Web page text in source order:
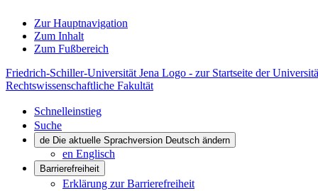
Zur Hauptnavigation
Zum Inhalt
Zum Fußbereich
Friedrich-Schiller-Universität Jena Logo - zur Startseite der
Rechtswissenschaftliche Fakultät
Schnelleinstieg
Suche
de Die aktuelle Sprachversion Deutsch ändern
en Englisch
Barrierefreiheit
Erklärung zur Barrierefreiheit